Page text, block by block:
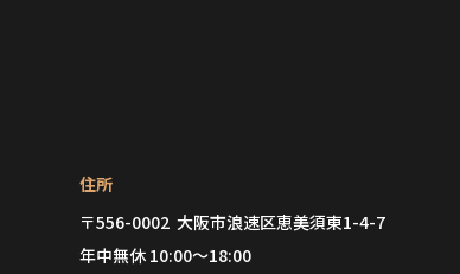
住所
〒556-0002 大阪市浪速区恵美須東1-4-7
年中無休 10:00～18:00